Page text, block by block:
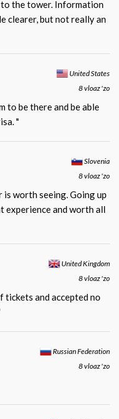
to the tower. Information
clearer, but not really an
United States
8 vloaz 'zo
to be there and be able
"
Slovenia
8 vloaz 'zo
is worth seeing. Going up
experience and worth all
United Kingdom
8 vloaz 'zo
and accepted no
Russian Federation
8 vloaz 'zo